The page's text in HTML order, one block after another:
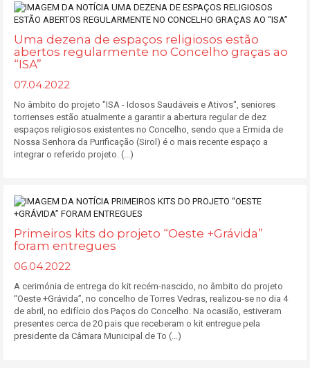
Uma dezena de espaços religiosos estão
abertos regularmente no Concelho graças ao
“ISA”
07.04.2022
No âmbito do projeto "ISA - Idosos Saudáveis e Ativos", seniores
torrienses estão atualmente a garantir a abertura regular de dez
espaços religiosos existentes no Concelho, sendo que a Ermida de
Nossa Senhora da Purificação (Sirol) é o mais recente espaço a
integrar o referido projeto. (...)
Primeiros kits do projeto “Oeste +Grávida”
foram entregues
06.04.2022
A cerimónia de entrega do kit recém-nascido, no âmbito do projeto
“Oeste +Grávida”, no concelho de Torres Vedras, realizou-se no dia 4
de abril, no edifício dos Paços do Concelho. Na ocasião, estiveram
presentes cerca de 20 pais que receberam o kit entregue pela
presidente da Câmara Municipal de To (...)